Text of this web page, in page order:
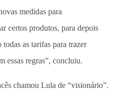
medidas para
certos produtos, para depois
as tarifas para trazer
essas regras”, concluiu.
chamou Lula de “visionário”.